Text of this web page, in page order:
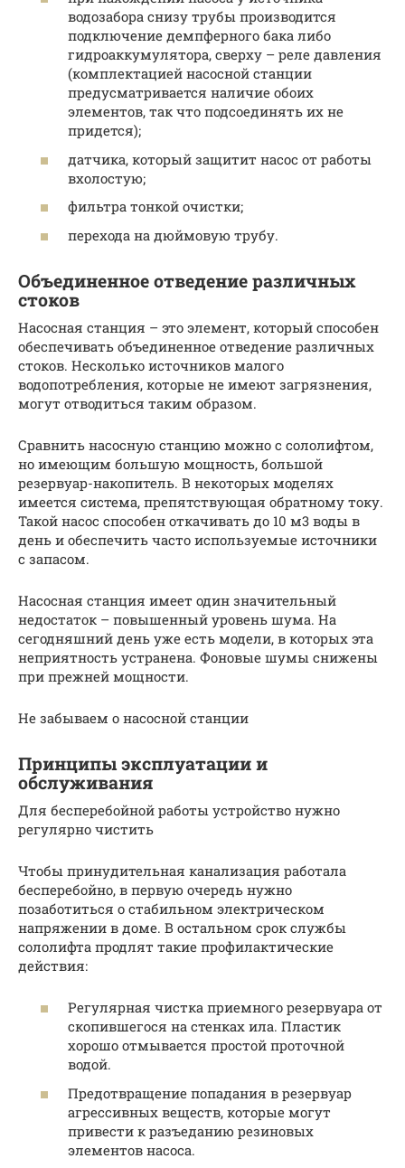
водозабора снизу трубы производится
подключение демпферного бака либо
гидроаккумулятора, сверху – реле давления
(комплектацией насосной станции
предусматривается наличие обоих
элементов, так что подсоединять их не
придется);
датчика, который защитит насос от работы
вхолостую;
фильтра тонкой очистки;
перехода на дюймовую трубу.
Объединенное отведение различных
стоков
Насосная станция – это элемент, который способен
обеспечивать объединенное отведение различных
стоков. Несколько источников малого
водопотребления, которые не имеют загрязнения,
могут отводиться таким образом.
Сравнить насосную станцию можно с сололифтом,
но имеющим большую мощность, большой
резервуар-накопитель. В некоторых моделях
имеется система, препятствующая обратному току.
Такой насос способен откачивать до 10 м3 воды в
день и обеспечить часто используемые источники
с запасом.
Насосная станция имеет один значительный
недостаток – повышенный уровень шума. На
сегодняшний день уже есть модели, в которых эта
неприятность устранена. Фоновые шумы снижены
при прежней мощности.
Не забываем о насосной станции
Принципы эксплуатации и
обслуживания
Для бесперебойной работы устройство нужно
регулярно чистить
Чтобы принудительная канализация работала
бесперебойно, в первую очередь нужно
позаботиться о стабильном электрическом
напряжении в доме. В остальном срок службы
сололифта продлят такие профилактические
действия:
Регулярная чистка приемного резервуара от
скопившегося на стенках ила. Пластик
хорошо отмывается простой проточной
водой.
Предотвращение попадания в резервуар
агрессивных веществ, которые могут
привести к разъеданию резиновых
элементов насоса.